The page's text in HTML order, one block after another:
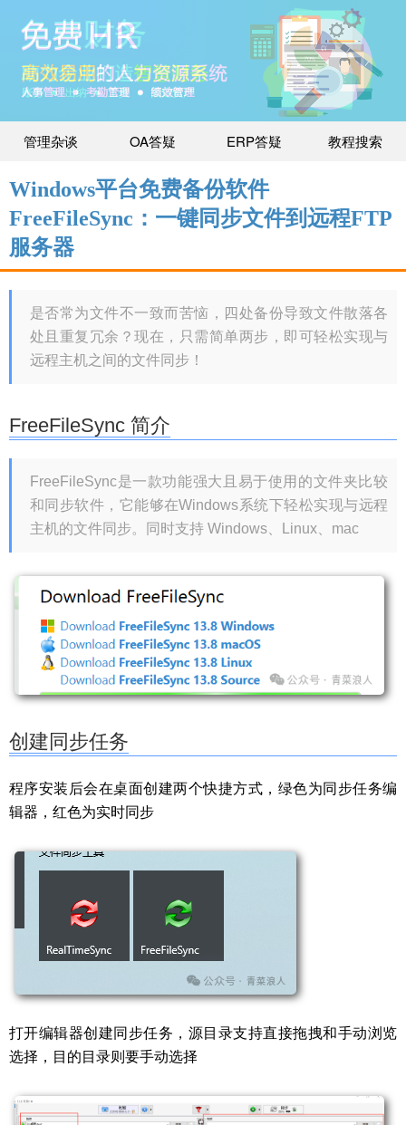
管理杂谈 OA答疑 ERP答疑 教程搜索
Windows平台免费备份软件
FreeFileSync：一键同步文件到远程FTP
服务器
是否常为文件不一致而苦恼，四处备份导致文件散落各
处且重复冗余？现在，只需简单两步，即可轻松实现与
远程主机之间的文件同步！
FreeFileSync 简介
FreeFileSync是一款功能强大且易于使用的文件夹比较
和同步软件，它能够在Windows系统下轻松实现与远程
主机的文件同步。同时支持 Windows、Linux、mac
创建同步任务
程序安装后会在桌面创建两个快捷方式，绿色为同步任务编
辑器，红色为实时同步
打开编辑器创建同步任务，源目录支持直接拖拽和手动浏览
选择，目的目录则要手动选择